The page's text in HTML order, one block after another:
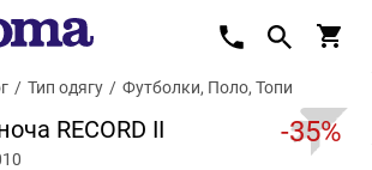
/ Тип одягу / Футболки, Поло, Топи
RECORD II -35%